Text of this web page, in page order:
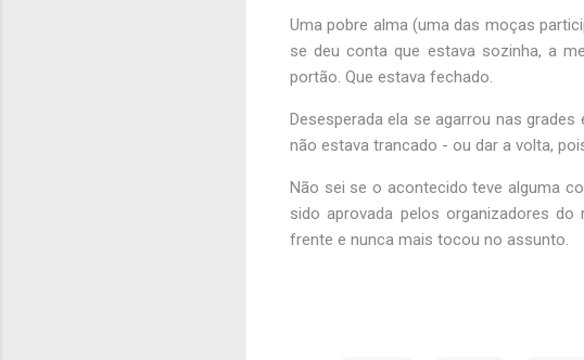
Uma pobre alma (uma das moças
se deu conta que estava sozinha, a
portão. Que estava fechado.
Desesperada ela se agarrou nas
não estava trancado - ou dar a volta,
Não sei se o acontecido teve alguma
sido aprovada pelos organizadores
frente e nunca mais tocou no assunto.